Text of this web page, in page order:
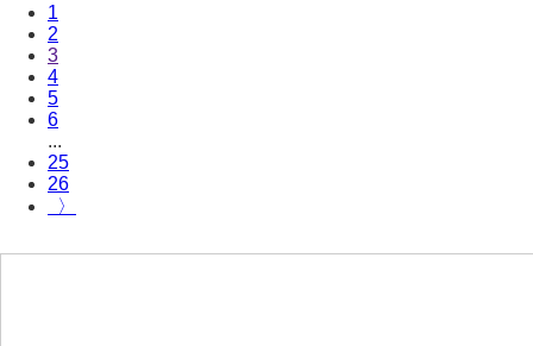
1
2
3
4
5
6
...
25
26
〉